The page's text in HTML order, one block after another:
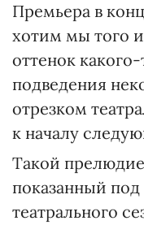
Премьера в
хотим мы того
оттенок
подведения
отрезком
к началу
Такой
показанный под
театрального